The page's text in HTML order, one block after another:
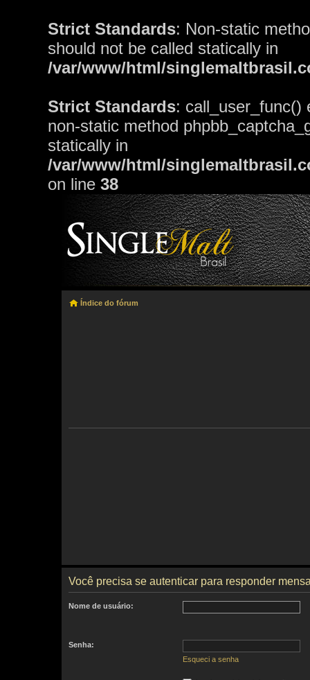
Strict Standards: Non-static
should not be called statically in
/var/www/html/
Strict Standards: call_user_func()
non-static method
statically in
/var/www/html/
on line 38
Índice do fórum
Você precisa se autenticar para responder
Nome de usuário:
Senha:
Esqueci a senha